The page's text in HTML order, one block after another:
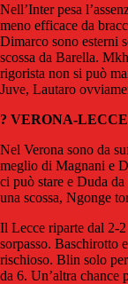
Nell’Inter pesa
meno efficace da
Dimarco sono esterni
scossa da Barella.
rigorista non si può
Juve, Lautaro
? VERONA-
Nel Verona sono da
meglio di Magnani e
ci può stare e Duda
una scossa, Ngonge
Il Lecce riparte dal 2-
sorpasso. Baschirotto
rischioso. Blin solo
da 6. Un’altra chance